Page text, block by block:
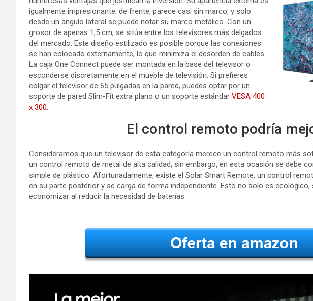
igualmente impresionante; de frente, parece casi sin marco, y solo
desde un ángulo lateral se puede notar su marco metálico. Con un
grosor de apenas 1,5 cm, se sitúa entre los televisores más delgados
del mercado. Este diseño estilizado es posible porque las conexiones
se han colocado externamente, lo que minimiza el desorden de cables.
La caja One Connect puede ser montada en la base del televisor o
esconderse discretamente en el mueble de televisión. Si prefieres
colgar el televisor de 65 pulgadas en la pared, puedes optar por un
soporte de pared Slim-Fit extra plano o un soporte estándar VESA 400
x 300.
El control remoto podría
Consideramos que un televisor de esta categoría merece un control remoto más
un control remoto de metal de alta calidad; sin embargo, en esta ocasión se debe
simple de plástico. Afortunadamente, existe el Solar Smart Remote, un control
en su parte posterior y se carga de forma independiente. Esto no solo es ecológico,
economizar al reducir la necesidad de baterías.